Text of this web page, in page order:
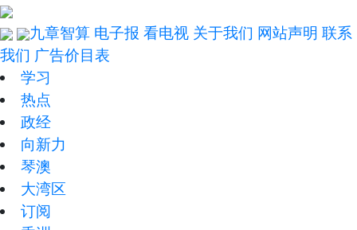
九章智算 电子报 看电视 关于我们 网站声明 联系
我们 广告价目表
学习
热点
政经
向新力
琴澳
大湾区
订阅